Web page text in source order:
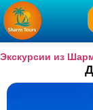
Экскурсии из